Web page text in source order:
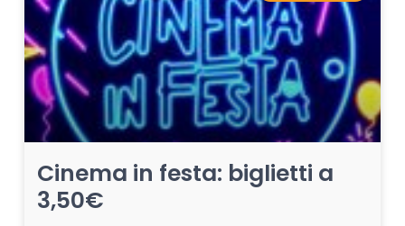
Cinema in festa: biglietti a
3,50€